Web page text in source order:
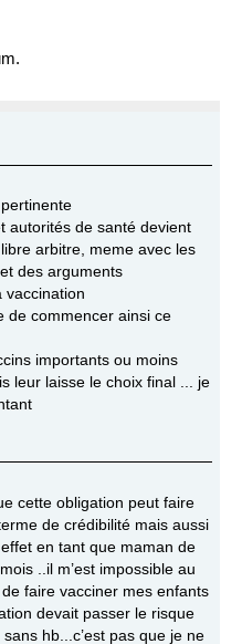
autorités de santé devient
arbitre, meme avec les
des arguments
vaccination
de commencer ainsi ce
importants ou moins
leur laisse le choix final ... je
cette obligation peut faire
de crédibilité mais aussi
en tant que maman de
..il m’est impossible au
faire vacciner mes enfants
devait passer le risque
hb...c’est pas que je ne